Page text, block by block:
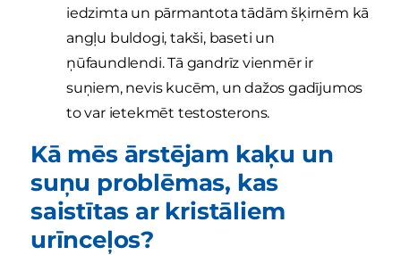
iedzimta un pārmantota tādām šķirnēm kā
angļu buldogi, takši, baseti un
ņūfaundlendi. Tā gandrīz vienmēr ir
suņiem, nevis kucēm, un dažos gadījumos
to var ietekmēt testosterons.
Kā mēs ārstējam kaķu un
suņu problēmas, kas
saistītas ar kristāliem
urīnceļos?